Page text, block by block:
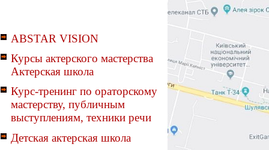
ABSTAR VISION
Курсы актерского мастерства
Актерская школа
Курс-тренинг по ораторскому
мастерству, публичным
выступлениям, техники речи
Детская актерская школа